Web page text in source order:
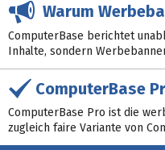
Warum
ComputerBase berichtet
Inhalte, sondern
ComputerBase
ComputerBase Pro ist die
zugleich faire Variante von